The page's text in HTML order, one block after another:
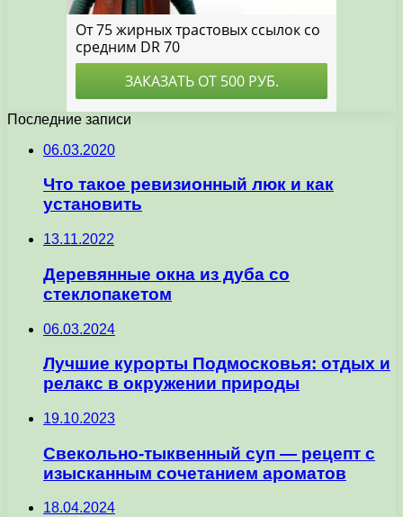
Последние записи
06.03.2020
Что такое ревизионный люк и как
установить
13.11.2022
Деревянные окна из дуба со
стеклопакетом
06.03.2024
Лучшие курорты Подмосковья: отдых и
релакс в окружении природы
19.10.2023
Свекольно-тыквенный суп — рецепт с
изысканным сочетанием ароматов
18.04.2024